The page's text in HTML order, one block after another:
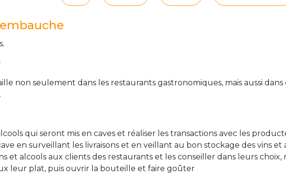
non seulement dans les restaurants gastronomiques, mais aussi
qui seront mis en caves et réaliser les transactions avec les
en surveillant les livraisons et en veillant au bon stockage des vins et
et alcools aux clients des restaurants et les conseiller dans leurs
leur plat, puis ouvrir la bouteille et faire goûter